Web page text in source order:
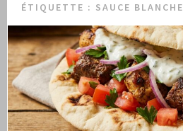
ÉTIQUETTE : SAUCE BLANCHE